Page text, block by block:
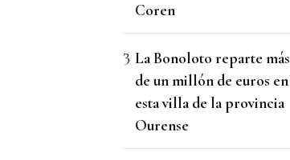
Coren
La Bonoloto reparte más
de un millón de euros en
esta villa de la provincia
Ourense